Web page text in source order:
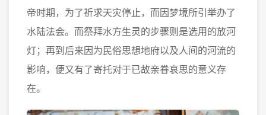
帝时期，为了祈求天灾停止，而因梦境所引举办了
水陆法会。而祭拜水方生灵的步骤则是选用的放河
灯；再到后来因为民俗思想地府以及人间的河流的
影响，便又有了寄托对于已故亲眷哀思的意义存
在。